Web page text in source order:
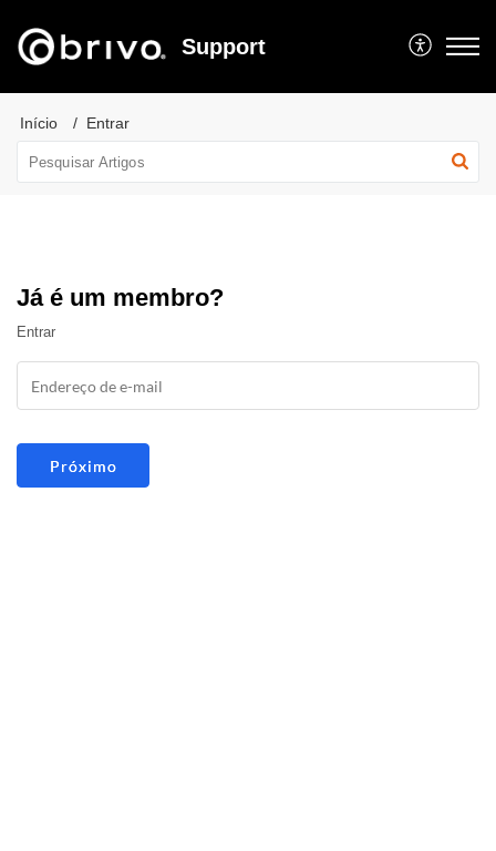
Support
Início Entrar
Já é um membro?
Entrar